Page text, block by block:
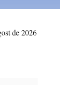
de 2026